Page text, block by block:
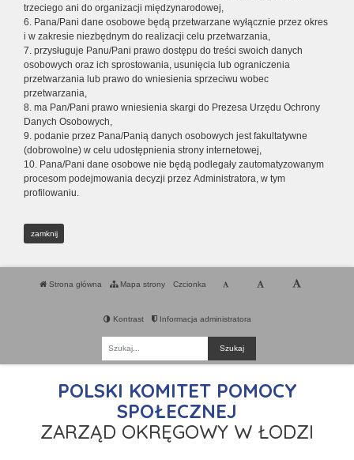
trzeciego ani do organizacji międzynarodowej,
6. Pana/Pani dane osobowe będą przetwarzane wyłącznie przez okres
i w zakresie niezbędnym do realizacji celu przetwarzania,
7. przysługuje Panu/Pani prawo dostępu do treści swoich danych
osobowych oraz ich sprostowania, usunięcia lub ograniczenia
przetwarzania lub prawo do wniesienia sprzeciwu wobec
przetwarzania,
8. ma Pan/Pani prawo wniesienia skargi do Prezesa Urzędu Ochrony
Danych Osobowych,
9. podanie przez Pana/Panią danych osobowych jest fakultatywne
(dobrowolne) w celu udostępnienia strony internetowej,
10. Pana/Pani dane osobowe nie będą podlegały zautomatyzowanym
procesom podejmowania decyzji przez Administratora, w tym
profilowaniu.
zamknij
Strona główna Mapa strony Czcionka
Kontrast Informacja administratora
POLSKI KOMITET POMOCY
SPOŁECZNEJ
ZARZĄD OKRĘGOWY W ŁODZI